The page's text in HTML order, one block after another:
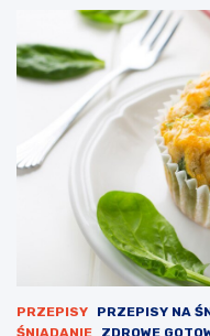
PRZEPISY PRZEPISY NA
ŚNIADANIE
ZDROWE